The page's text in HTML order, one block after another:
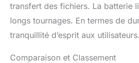
transfert des fichiers. La batterie
longs tournages. En termes de
tranquillité d’esprit aux utilisateurs.
Comparaison et Classement